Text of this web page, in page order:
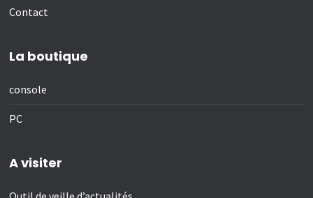
Contact
La boutique
console
PC
A visiter